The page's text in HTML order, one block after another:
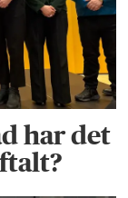
har det